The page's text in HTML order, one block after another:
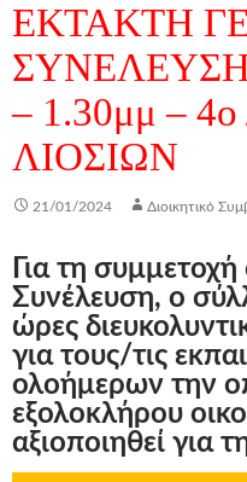
ΕΚΤΑΚΤΗ
ΣΥΝΕΛΕΥΣΗ
– 1.30μμ –
ΛΙΟΣΙΩΝ
21/01/2024 Διοικητικό
Για τη
Συνέλευση, ο
ώρες
για τους/τις
ολοήμερων την
εξολοκλήρου
αξιοποιηθεί για